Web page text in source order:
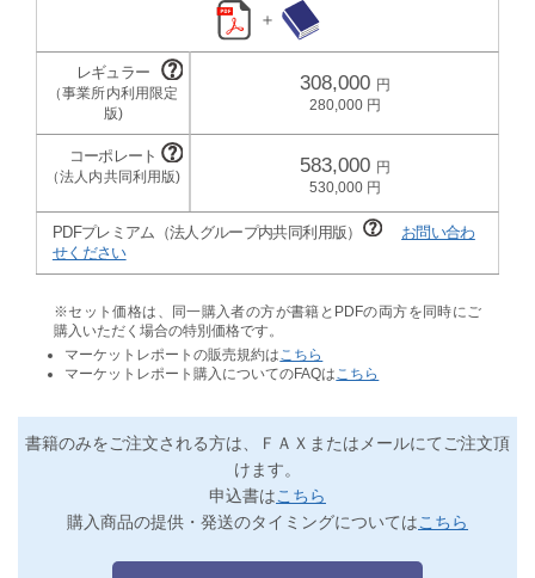
＋
308,000
280,000
583,000
530,000
PDFプレミアム（法人グループ内共同利用版）
お問い合わ
せください
※セット価格は、同一購入者の方が書籍とPDFの両方を同時にご
購入いただく場合の特別価格です。
マーケットレポートの販売規約は こちら
マーケットレポート購入についてのFAQは こちら
書籍のみをご注文される方は、ＦＡＸまたはメールにてご注文頂
けます。
申込書はこちら
購入商品の提供・発送のタイミングについてはこちら